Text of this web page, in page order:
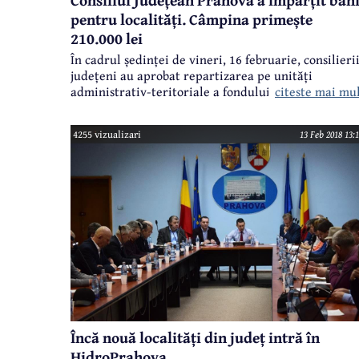
pentru localități. Câmpina primește
210.000 lei
În cadrul ședinței de vineri, 16 februarie, consilierii
județeni au aprobat repartizarea pe unități
administrativ-teritoriale a fondului de 20.104.000
pentru dezvoltare locală și susținerea unor proiecte
de infrastructură la care este necesară cofinanțare
citeste mai
4255 vizualizari 13 Feb 2018
Încă nouă localități din județ intră în